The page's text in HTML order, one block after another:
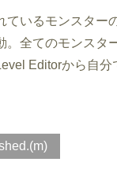
ているモンスター
。全てのモンスタ
Editorから自